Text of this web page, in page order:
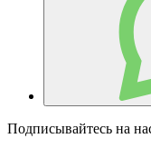
Подписывайтесь на